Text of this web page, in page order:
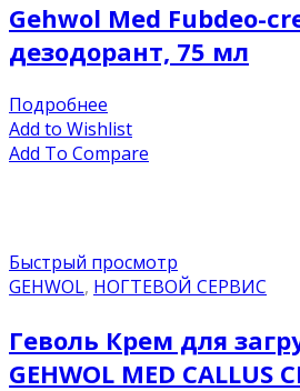
Gehwol Med Fubdeo-
дезодорант, 75 мл
Подробнее
Add to Wishlist
Add To Compare
Быстрый просмотр
GEHWOL, НОГТЕВОЙ СЕРВИС
Геволь Крем для
GEHWOL MED CALLUS